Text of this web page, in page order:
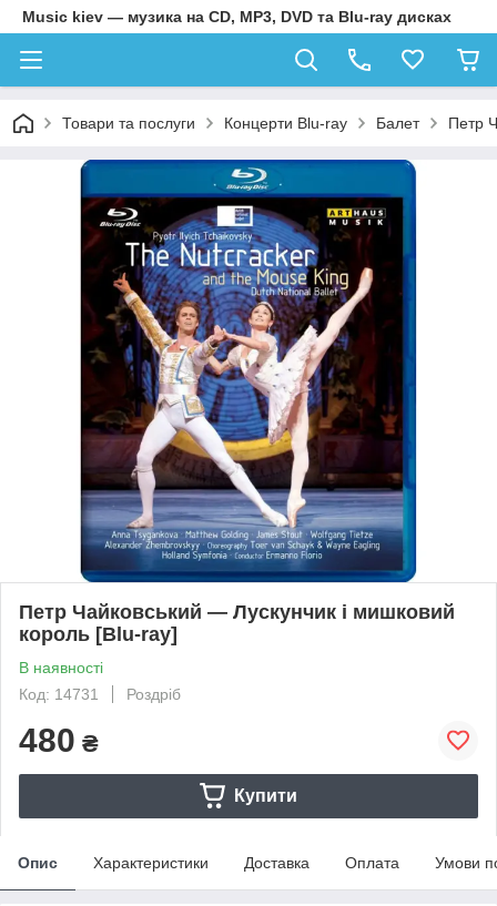
Music kiev — музика на CD, MP3, DVD та Blu-ray дисках
Товари та послуги Концерти Blu-ray Балет Петр
Петр Чайковський — Лускунчик і мишковий
король [Blu-ray]
В наявності
Код: 14731
Роздріб
480 ₴
Купити
Опис Характеристики Доставка Оплата Умови